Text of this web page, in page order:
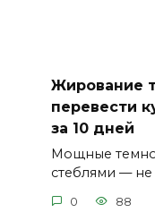
Жирование
перевести
за 10 дней
Мощные
стеблями — не
0 88